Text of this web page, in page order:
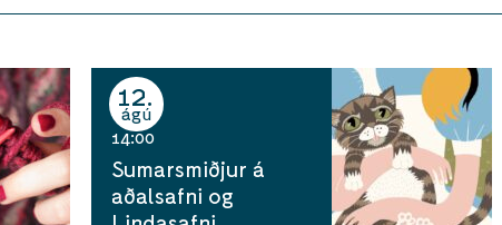
12
ágú
14:00
Sumarsmiðjur á
aðalsafni og